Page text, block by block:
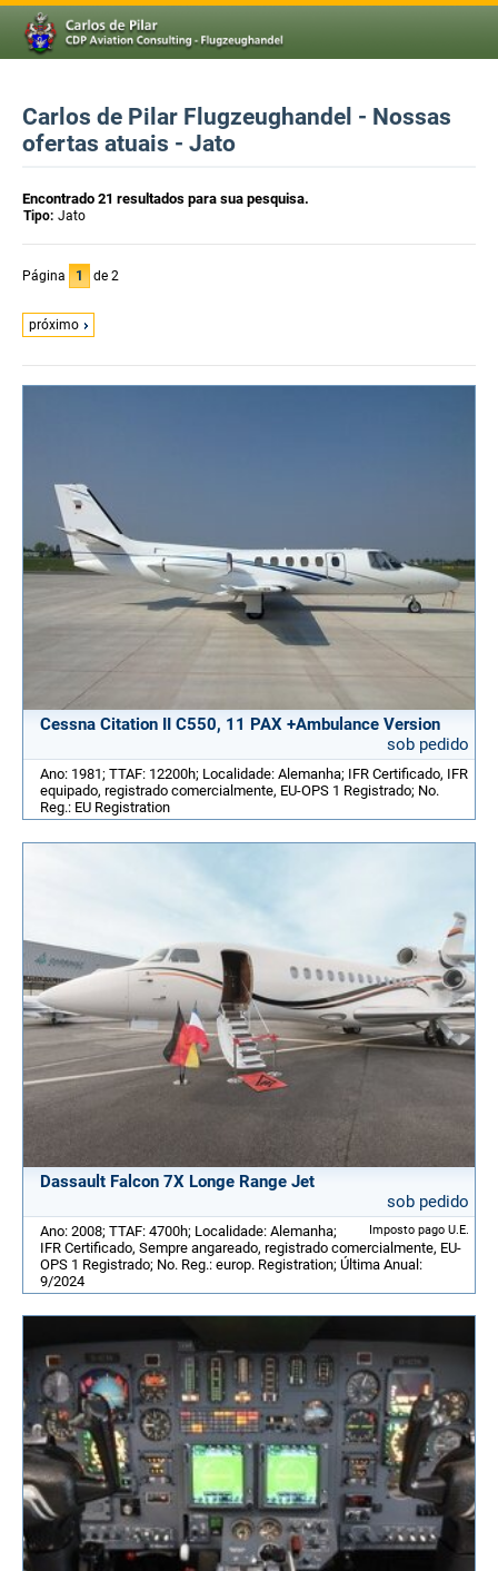
Carlos de Pilar Flugzeughandel - Nossas
ofertas atuais - Jato
Encontrado 21 resultados para sua pesquisa.
Tipo: Jato
Página 1 de 2
próximo
Cessna Citation II C550, 11 PAX +Ambulance Version
sob pedido
Ano: 1981; TTAF: 12200h; Localidade: Alemanha; IFR Certificado, IFR
equipado, registrado comercialmente, EU-OPS 1 Registrado; No.
Reg.: EU Registration
Dassault Falcon 7X Longe Range Jet
sob pedido
Imposto pago U.E.
Ano: 2008; TTAF: 4700h; Localidade: Alemanha;
IFR Certificado, Sempre angareado, registrado comercialmente, EU-
OPS 1 Registrado; No. Reg.: europ. Registration; Última Anual:
9/2024